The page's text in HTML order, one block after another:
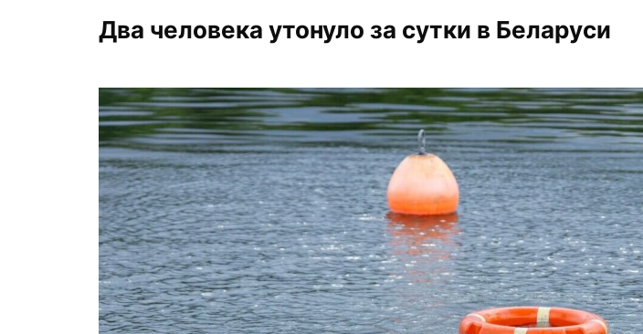
Два человека утонуло за сутки в Беларуси